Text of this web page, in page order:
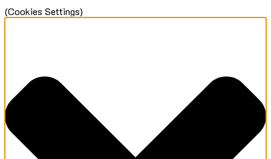
(Cookies Settings)